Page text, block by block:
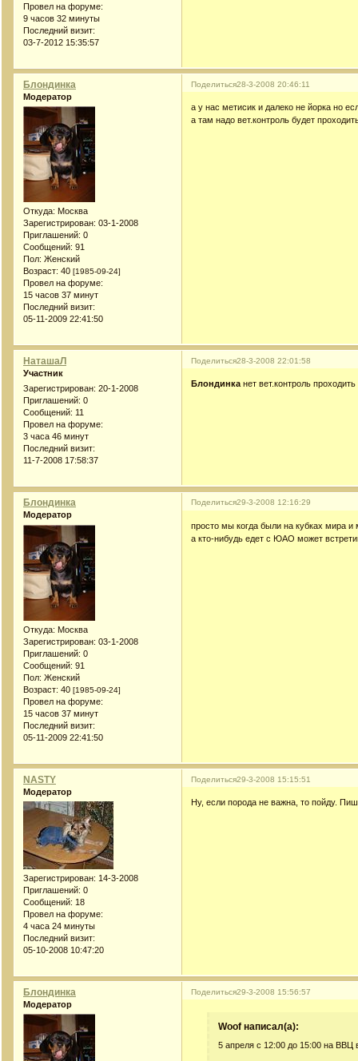
Провел на форуме:
9 часов 32 минуты
Последний визит:
03-7-2012 15:35:57
Поделиться28-3-2008 20:46:11
Блондинка
Модератор
Откуда: Москва
Зарегистрирован: 03-1-2008
Приглашений: 0
Сообщений: 91
Пол: Женский
Возраст: 40 [1985-09-24]
Провел на форуме:
15 часов 37 минут
Последний визит:
05-11-2009 22:41:50
а у нас метисик и далеко не йорка но
а там надо вет.контроль будет
Поделиться28-3-2008 22:01:58
НаташаЛ
Участник
Зарегистрирован: 20-1-2008
Приглашений: 0
Сообщений: 11
Провел на форуме:
3 часа 46 минут
Последний визит:
11-7-2008 17:58:37
Блондинканет вет.контроль
Поделиться29-3-2008 12:16:29
Блондинка
Модератор
Откуда: Москва
Зарегистрирован: 03-1-2008
Приглашений: 0
Сообщений: 91
Пол: Женский
Возраст: 40 [1985-09-24]
Провел на форуме:
15 часов 37 минут
Последний визит:
05-11-2009 22:41:50
просто мы когда были на кубках мира и
а кто-нибудь едет с ЮАО может
Поделиться29-3-2008 15:15:51
NASTY
Модератор
Зарегистрирован: 14-3-2008
Приглашений: 0
Сообщений: 18
Провел на форуме:
4 часа 24 минуты
Последний визит:
05-10-2008 10:47:20
Ну, если порода не важна, то пойду.
Поделиться29-3-2008 15:56:57
Блондинка
Модератор
Woof написал(а):
5 апреля с 12:00 до 15:00 на